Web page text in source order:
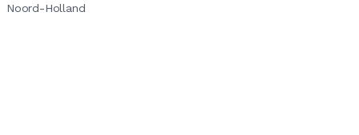
Noord-Holland